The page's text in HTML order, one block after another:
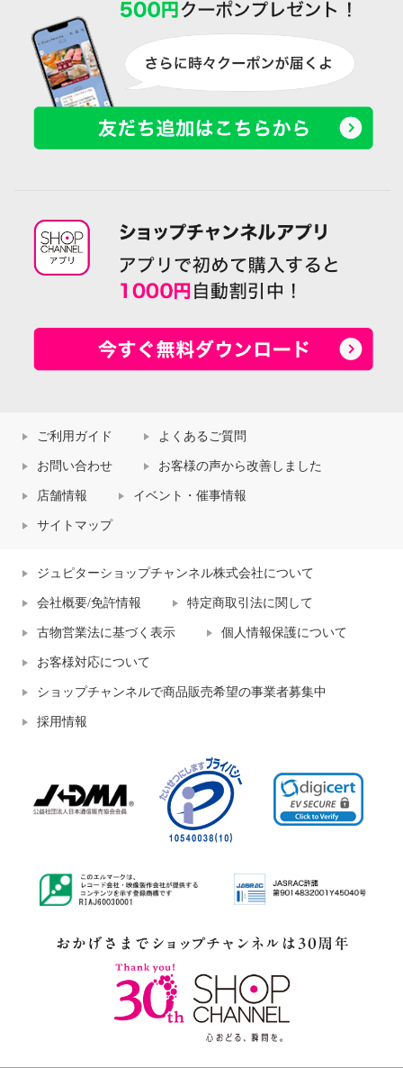
ご利用ガイド よくあるご質問
お問い合わせ お客様の声から改善しました
店舗情報 イベント・催事情報
サイトマップ
ジュピターショップチャンネル株式会社について
会社概要/免許情報 特定商取引法に関して
古物営業法に基づく表示 個人情報保護について
お客様対応について
ショップチャンネルで商品販売希望の事業者募集中
採用情報